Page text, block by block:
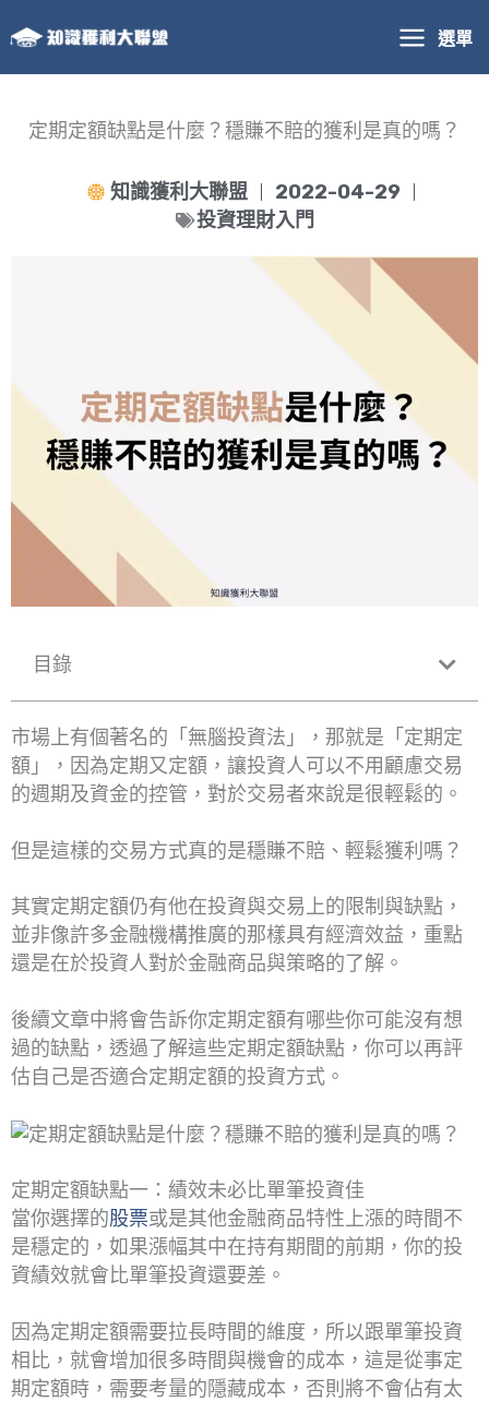
至
主
選單
定期定額缺點是什麼？穩賺不賠的獲利是真的嗎？
知識獲利大聯盟
2022-04-29
投資理財入門
目錄
市場上有個著名的「無腦投資法」，那就是「定期定
額」，因為定期又定額，讓投資人可以不用顧慮交易
的週期及資金的控管，對於交易者來說是很輕鬆的。
但是這樣的交易方式真的是穩賺不賠、輕鬆獲利嗎？
其實定期定額仍有他在投資與交易上的限制與缺點，
並非像許多金融機構推廣的那樣具有經濟效益，重點
還是在於投資人對於金融商品與策略的了解。
後續文章中將會告訴你定期定額有哪些你可能沒有想
過的缺點，透過了解這些定期定額缺點，你可以再評
估自己是否適合定期定額的投資方式。
定期定額缺點一：績效未必比單筆投資佳
當你選擇的股票或是其他金融商品特性上漲的時間不
是穩定的，如果漲幅其中在持有期間的前期，你的投
資績效就會比單筆投資還要差。
因為定期定額需要拉長時間的維度，所以跟單筆投資
相比，就會增加很多時間與機會的成本，這是從事定
期定額時，需要考量的隱藏成本，否則將不會佔有太